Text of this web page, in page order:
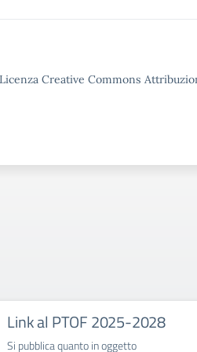
Creative Commons
Link al PTOF 2025-2028
Si pubblica quanto in oggetto